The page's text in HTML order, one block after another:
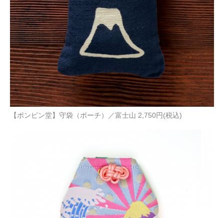
【ポンピン堂】守袋（ポーチ）／富士山 2,750円(税込)